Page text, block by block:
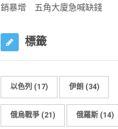
銷暴增 五角大廈急喊缺錢
標籤
以色列 (17) 伊朗 (34)
俄烏戰爭 (21) 俄羅斯 (14)